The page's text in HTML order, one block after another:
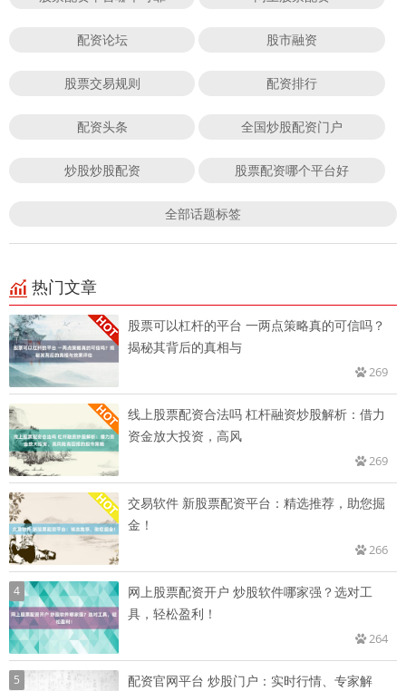
配资论坛 股市融资
股票交易规则 配资排行
配资头条 全国炒股配资门户
炒股炒股配资 股票配资哪个平台好
全部话题标签
热门文章
股票可以杠杆的平台 一两点策略真的可信吗？
揭秘其背后的真相与
269
线上股票配资合法吗 杠杆融资炒股解析：借力
资金放大投资，高风
269
交易软件 新股票配资平台：精选推荐，助您掘
金！
266
4
网上股票配资开户 炒股软件哪家强？选对工
具，轻松盈利！
264
5 配资官网平台 炒股门户：实时行情、专家解